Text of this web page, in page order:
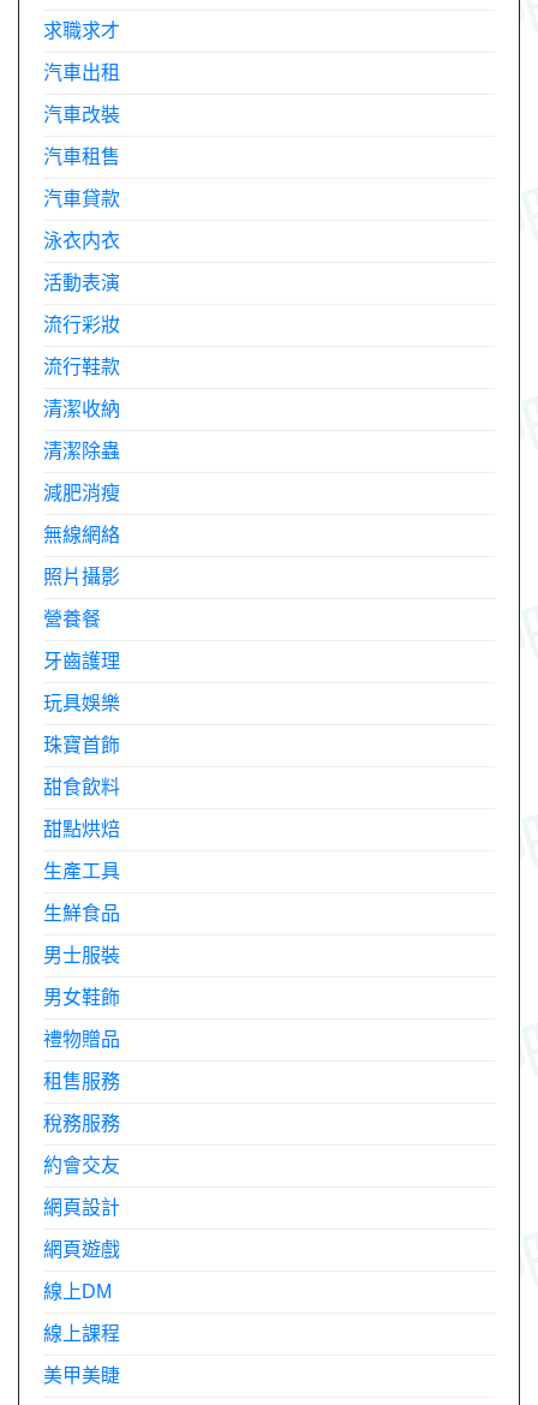
求職求才
汽車出租
汽車改裝
汽車租售
汽車貸款
泳衣内衣
活動表演
流行彩妝
流行鞋款
清潔收納
清潔除蟲
減肥消瘦
無線網絡
照片攝影
營養餐
牙齒護理
玩具娛樂
珠寶首飾
甜食飲料
甜點烘焙
生產工具
生鮮食品
男士服裝
男女鞋飾
禮物贈品
租售服務
稅務服務
約會交友
網頁設計
網頁遊戲
線上DM
線上課程
美甲美睫